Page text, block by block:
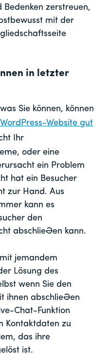
zerstreuen,
mit der
in letzter
Sie können, können
Website gut
Ihr
oder eine
ein Problem
hat ein Besucher
zur Hand. Aus
kann es
den
abschließen kann.
jemandem
Lösung des
wenn Sie den
ihnen abschließen
Chat-Funktion
Kontaktdaten zu
das ihre
ist.